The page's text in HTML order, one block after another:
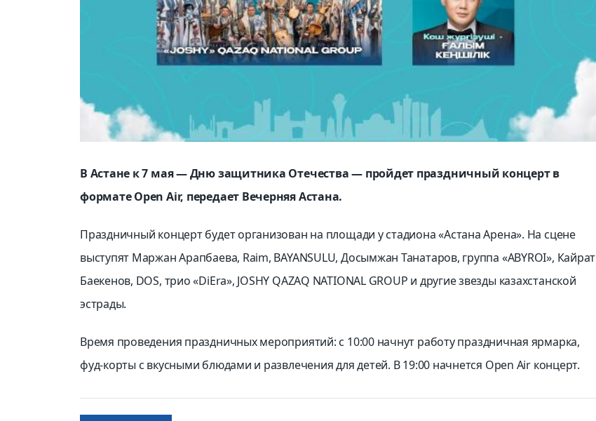
В Астане к 7 мая — Дню защитника Отечества — пройдет праздничный концерт в
формате Open Air, передает Вечерняя Астана.
Праздничный концерт будет организован на площади у стадиона «Астана Арена». На сцене
выступят Маржан Арапбаева, Raim, BAYANSULU, Досымжан Танатаров, группа «ABYROI», Кайрат
Баекенов, DOS, трио «DiEra», JOSHY QAZAQ NATIONAL GROUP и другие звезды казахстанской
эстрады.
Время проведения праздничных мероприятий: с 10:00 начнут работу праздничная ярмарка,
фуд-корты с вкусными блюдами и развлечения для детей. В 19:00 начнется Open Air концерт.